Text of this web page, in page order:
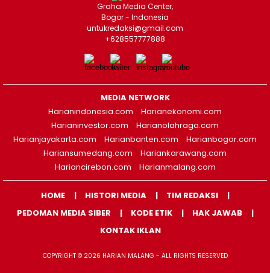
Graha Media Center,
Bogor - Indonesia
untukredaksi@gmail.com
+628557777888
MEDIA NETWORK
Harianindonesia.com
Harianekonomi.com
Harianinvestor.com
Harianolahraga.com
Harianjayakarta.com
Harianbanten.com
Harianbogor.com
Hariansumedang.com
Hariankarawang.com
Hariancirebon.com
Harianmalang.com
HOME HISTORI MEDIA
TIM REDAKSI
PEDOMAN MEDIA SIBER
KODE ETIK
HAK JAWAB
KONTAK IKLAN
COPYRIGHT © 2026 HARIAN MALANG - ALL RIGHTS RESERVED